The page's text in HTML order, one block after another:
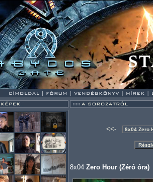
<<-
8x04 Zero Hour (Zéró óra)